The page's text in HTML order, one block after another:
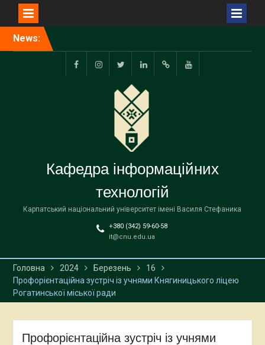
News:
випускних
кваліфікаційних робіт
facebook.comwww.instagram.com
twitter.comlinkedin researchgate.net
www.youtube.com
Кафедра інформаційних
технологій
Карпатський національний університет імені Василя Стефаника
+380 (342) 59-60-58
it@cnu.edu.ua
Головна 2024 Березень
16
Профорієнтаційна зустріч із учнями Княгиницького ліцею
Рогатинської міської ради
Профорієнтаційна зустріч із учнями